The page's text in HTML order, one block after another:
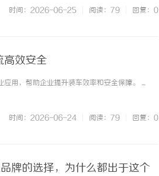
特点、制造工艺、应用领域以及未来发展前景。
时间：2026-06-25 阅读：79 回复：0
高效安全
用，帮助企业提升装车效率和安全保障。 ...
时间：2026-06-24 阅读：79 回复：0
牌的选择，为什么都出于这个